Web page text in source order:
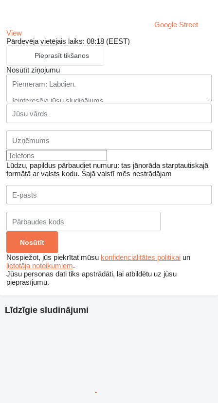
Google Street
View
Pārdevēja vietējais laiks: 08:18 (EEST)
Pieprasīt tikšanos
Nosūtīt ziņojumu
Lūdzu, papildus pārbaudiet numuru: tas jānorāda starptautiskajā
formātā ar valsts kodu. Šajā valstī mēs nestrādājam
Nospiežot, jūs piekrītat mūsu konfidencialitātes politikai un
lietotāja noteikumiem.
Jūsu personas dati tiks apstrādāti, lai atbildētu uz jūsu
pieprasījumu.
Līdzīgie sludinājumi